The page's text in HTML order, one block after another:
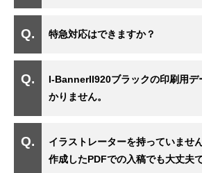
特急対応はできますか？
I-BannerII920ブラックの印刷用デ
かりません。
イラストレーターを持っていませ
作成したPDFでの入稿でも大丈夫